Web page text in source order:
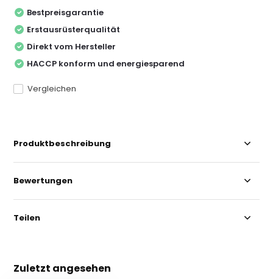
Bestpreisgarantie
Erstausrüsterqualität
Direkt vom Hersteller
HACCP konform und energiesparend
Vergleichen
Produktbeschreibung
Bewertungen
Teilen
Zuletzt angesehen